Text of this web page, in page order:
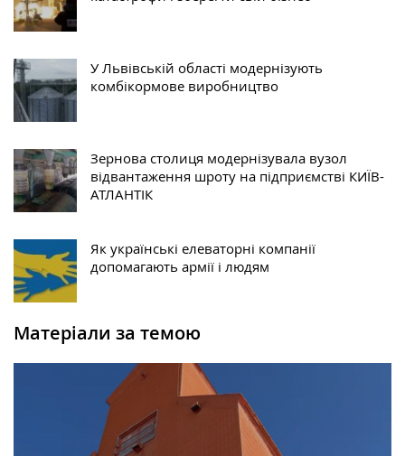
У Львівській області модернізують
комбікормове виробництво
Зернова столиця модернізувала вузол
відвантаження шроту на підприємстві КИЇВ-
АТЛАНТІК
Як українські елеваторні компанії
допомагають армії і людям
Матеріали за темою